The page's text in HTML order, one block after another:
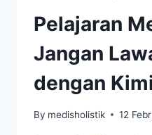
Pelajaran
Jangan
dengan
By medisholistik 12